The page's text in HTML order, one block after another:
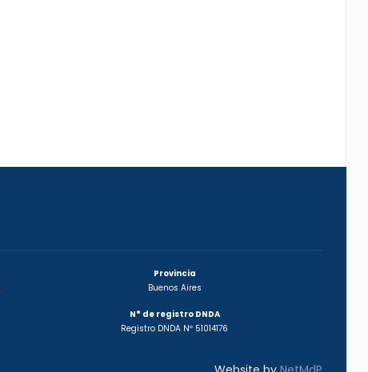
Provincia
Buenos Aires
N° de registro DNDA
Registro DNDA Nº 51014176